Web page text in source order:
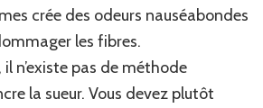
crée des odeurs nauséabondes
les fibres.
n’existe pas de méthode
la sueur. Vous devez plutôt